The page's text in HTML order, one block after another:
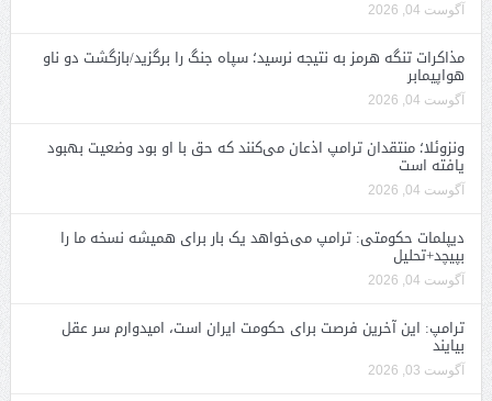
آگوست 04, 2026
مذاکرات تنگه هرمز به نتیجه نرسید؛ سپاه جنگ را برگزید/بازگشت دو ناو
هواپیمابر
آگوست 04, 2026
ونزوئلا؛ منتقدان ترامپ اذعان می‌کنند که حق با او بود وضعیت بهبود
یافته است
آگوست 04, 2026
دیپلمات حکومتی: ترامپ می‌خواهد یک بار برای همیشه نسخه ما را
بپیچد+تحلیل
آگوست 04, 2026
ترامپ: این آخرین فرصت برای حکومت ایران است، امیدوارم سر عقل
بیایند
آگوست 03, 2026